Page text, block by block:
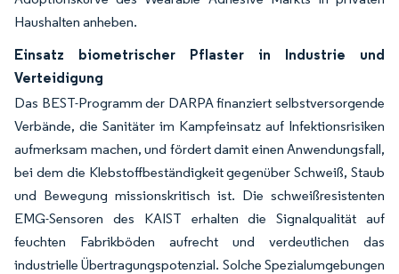
Haushalten anheben.
Einsatz biometrischer Pflaster in Industrie und
Verteidigung
Das BEST-Programm der DARPA finanziert selbstversorgende
Verbände, die Sanitäter im Kampfeinsatz auf Infektionsrisiken
aufmerksam machen, und fördert damit einen Anwendungsfall,
bei dem die Klebstoffbeständigkeit gegenüber Schweiß, Staub
und Bewegung missionskritisch ist. Die schweißresistenten
EMG-Sensoren des KAIST erhalten die Signalqualität auf
feuchten Fabrikböden aufrecht und verdeutlichen das
industrielle Übertragungspotenzial. Solche Spezialumgebungen